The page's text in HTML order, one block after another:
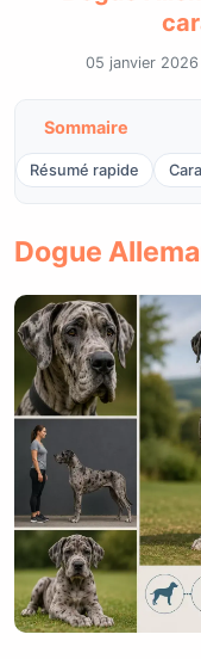
05 janvier 2026
Sommaire
Résumé rapide
Dogue